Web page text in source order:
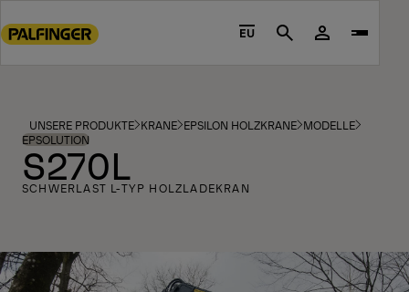
to
footer
content
EU Search
UNSERE PRODUKTE KRANE EPSILON HOLZKRANE MODELLE
EPSOLUTION
S270L
SCHWERLAST L-TYP HOLZLADEKRAN